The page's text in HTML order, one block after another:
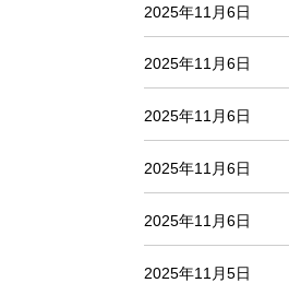
2025年11月6日
2025年11月6日
2025年11月6日
2025年11月6日
2025年11月6日
2025年11月5日